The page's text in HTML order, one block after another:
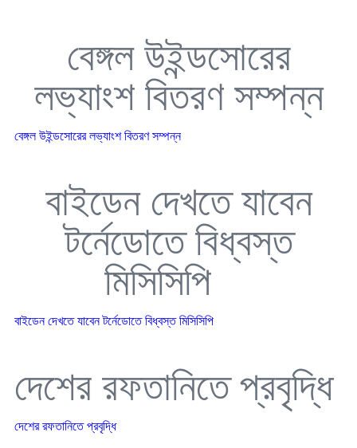
বেঙ্গল উইন্ডসোরের
লভ্যাংশ বিতরণ সম্পন্ন
বেঙ্গল উইন্ডসোরের লভ্যাংশ বিতরণ সম্পন্ন
বাইডেন দেখতে যাবেন
টর্নেডোতে বিধ্বস্ত
মিসিসিপি
বাইডেন দেখতে যাবেন টর্নেডোতে বিধ্বস্ত মিসিসিপি
দেশের রফতানিতে প্রবৃদ্ধি
দেশের রফতানিতে প্রবৃদ্ধি